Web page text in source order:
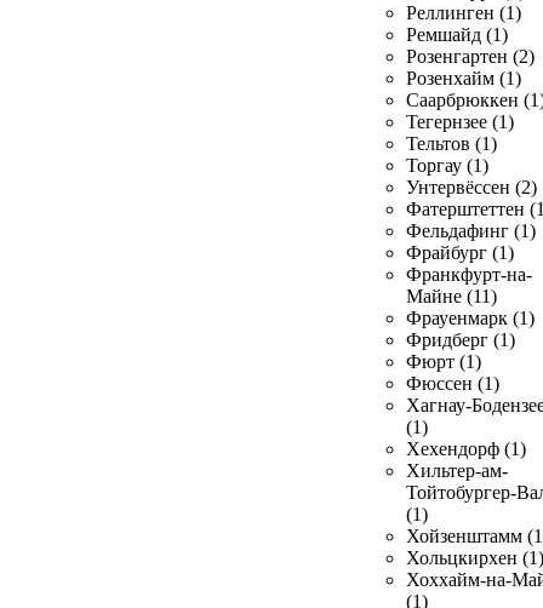
Реллинген (1)
Ремшайд (1)
Розенгартен (2)
Розенхайм (1)
Саарбрюккен
Тегернзее (1)
Тельтов (1)
Торгау (1)
Унтервёссен (2)
Фатерштеттен
Фельдафинг (1)
Фрайбург (1)
Франкфурт-на-
Майне (11)
Фрауенмарк (1)
Фридберг (1)
Фюрт (1)
Фюссен (1)
Хагнау-
(1)
Хехендорф (1)
Хильтер-ам-
Тойтобургер-
(1)
Хойзенштамм
Хольцкирхен (1)
Хоххайм-на-
(1)